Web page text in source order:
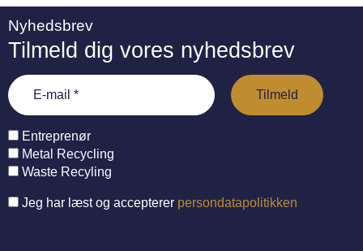
Nyhedsbrev
Tilmeld dig vores nyhedsbrev
Entreprenør
Metal Recycling
Waste Recyling
Jeg har læst og accepterer persondatapolitikken